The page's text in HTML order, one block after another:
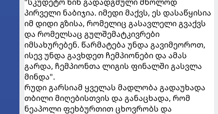
პირველი ნაბიჯია. იმედი მაქვს, ეს დასაწყისია
იმ დიდი გზისა, რომელიც გასავლელი გვაქვს
და რომელსაც გულშემატკივრები
იმსახურებენ. წარმატება უნდა გავიმეოროთ,
ისევ უნდა გავხდეთ ჩემპიონები და ამას
გარდა, ჩემპიონთა ლიგის ფინალში გასვლა
მინდა".
რუდი გარსიამ ყველას მადლობა გადაუხადა
თბილი მიღებისთვის და განაცხადა, რომ
ნეაპოლი ფეხბურთით ცხოვრობს და